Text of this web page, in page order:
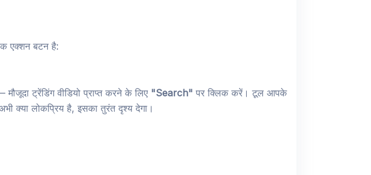
एक्शन बटन है:
ट्रेंडिंग वीडियो प्राप्त करने के लिए "Search" पर क्लिक करें। टूल आपके
क्या लोकप्रिय है, इसका तुरंत दृश्य देगा।